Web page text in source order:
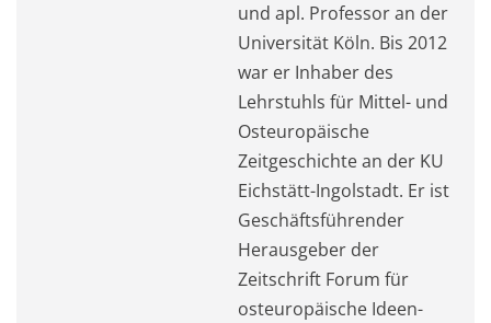
und apl. Professor an der
Universität Köln. Bis 2012
war er Inhaber des
Lehrstuhls für Mittel- und
Osteuropäische
Zeitgeschichte an der KU
Eichstätt-Ingolstadt. Er ist
Geschäftsführender
Herausgeber der
Zeitschrift Forum für
osteuropäische Ideen-